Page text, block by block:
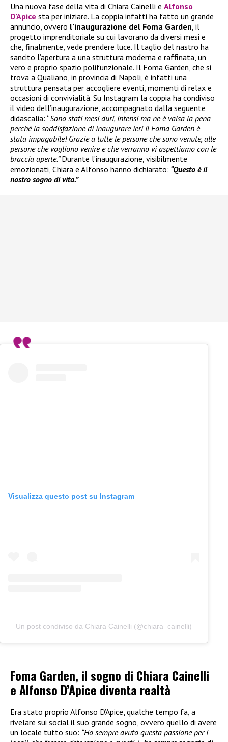
Una nuova fase della vita di Chiara Cainelli e Alfonso
D’Apice sta per iniziare. La coppia infatti ha fatto un grande
annuncio, ovvero l’inaugurazione del Foma Garden , il
progetto imprenditoriale su cui lavorano da diversi mesi e
che, finalmente, vede prendere luce. Il taglio del nastro ha
sancito l’apertura a una struttura moderna e raffinata, un
vero e proprio spazio polifunzionale. Il Foma Garden, che si
trova a Qualiano, in provincia di Napoli, è infatti una
struttura pensata per accogliere eventi, momenti di relax e
occasioni di convivialità. Su Instagram la coppia ha condiviso
il video dell’inaugurazione, accompagnato dalla seguente
didascalia: “Sono stati mesi duri, intensi ma ne è valsa la pena
perché la soddisfazione di inaugurare ieri il Foma Garden è
stata impagabile! Grazie a tutte le persone che sono venute, alle
persone che vogliono venire e che verranno vi aspettiamo con le
braccia aperte.”Durante l’inaugurazione, visibilmente
emozionati, Chiara e Alfonso hanno dichiarato: “Questo è il
nostro sogno di vita.”
Visualizza questo post su Instagram
Un post condiviso da Chiara Cainelli (@chiara_cainelli)
Foma Garden, il sogno di Chiara Cainelli
e Alfonso D’Apice diventa realtà
Era stato proprio Alfonso D’Apice, qualche tempo fa, a
rivelare sui social il suo grande sogno, ovvero quello di avere
un locale tutto suo: “Ho sempre avuto questa passione per i